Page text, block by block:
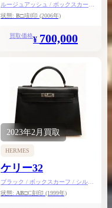
ルージュアッシュ / ボックスカーフ
/ ゴールド金具
状態: B□J刻印 (2006年)
買取価格¥ 700,000
2023年2月買取
HERMES
ケリー32
ブラック / ボックスカーフ / シルバ
ー金具
状態: AB□C刻印 (1999年)